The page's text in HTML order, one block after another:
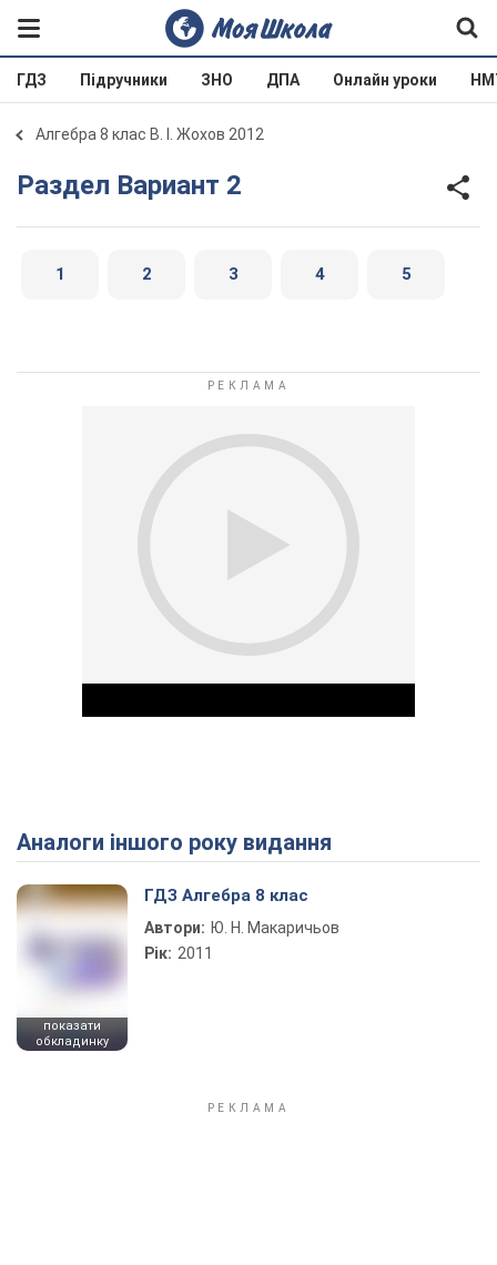
ГДЗ Підручники ЗНО ДПА Онлайн уроки
Алгебра 8 клас В. І. Жохов 2012
Раздел Вариант 2
1 2 3 4 5
Play Video
Аналоги іншого року видання
показати
обкладинку
ГДЗ Алгебра 8 клас
Автори: Ю. Н. Макаричьов
Рік: 2011